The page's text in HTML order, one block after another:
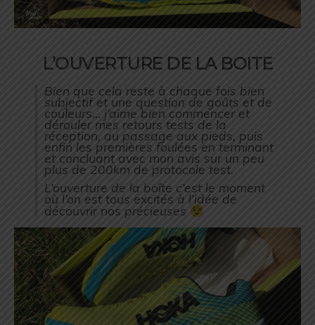
L’OUVERTURE DE LA BOITE
Bien que cela reste à chaque fois bien
subjectif et une question de goûts et de
couleurs… j’aime bien commencer et
dérouler mes retours tests de la
réception, au passage aux pieds, puis
enfin les premières foulées en terminant
et concluant avec mon avis sur un peu
plus de 200km de protocole test.
L’ouverture de la boîte c’est le moment
où l’on est tous excités à l’idée de
découvrir nos précieuses